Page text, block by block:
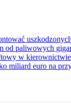
od paliwowych
w
miliard euro na